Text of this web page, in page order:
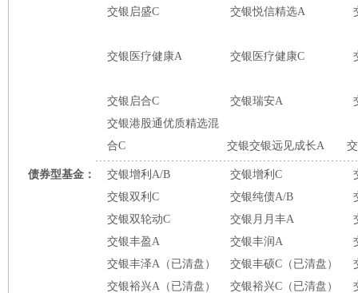
交银启盛C
交银悦信精选A
交银医疗健康A 交银医疗健康C
交银启合C 交银瑞安A
交银港股通优质精选混
合C
交银交银远见成长A
债券型基金： 交银增利A/B 交银增利C
交银双利C
交银纯债A/B
交银双轮动C
交银月月丰A
交银丰盈A
交银丰润A
交银丰泽A（已清盘）
交银丰硕C（已清盘）
交银裕兴A（已清盘）
交银裕兴C（已清盘）